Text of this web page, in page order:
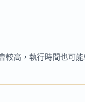
高，執行時間也可能